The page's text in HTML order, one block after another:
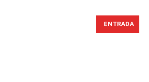
ENTRADA